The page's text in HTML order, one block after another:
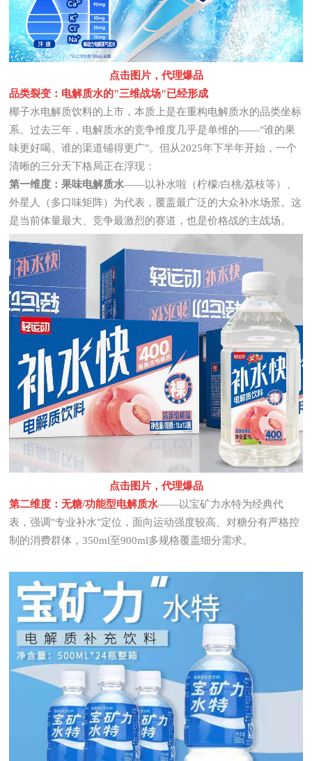
点击图片，代理爆品
品类裂变：电解质水的"三维战场"已经形成
椰子水电解质饮料的上市，本质上是在重构电解质水的品类坐标
系。过去三年，电解质水的竞争维度几乎是单维的——"谁的果
味更好喝、谁的渠道铺得更广"。但从2025年下半年开始，一个
清晰的三分天下格局正在浮现：
第一维度：果味电解质水——以补水啦（柠檬/白桃/荔枝等）、
外星人（多口味矩阵）为代表，覆盖最广泛的大众补水场景。这
是当前体量最大、竞争最激烈的赛道，也是价格战的主战场。
点击图片，代理爆品
第二维度：无糖/功能型电解质水——以宝矿力水特为经典代
表，强调"专业补水"定位，面向运动强度较高、对糖分有严格控
制的消费群体，350ml至900ml多规格覆盖细分需求。